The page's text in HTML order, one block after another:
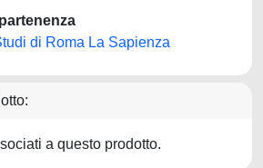
di Roma La Sapienza
a questo prodotto.